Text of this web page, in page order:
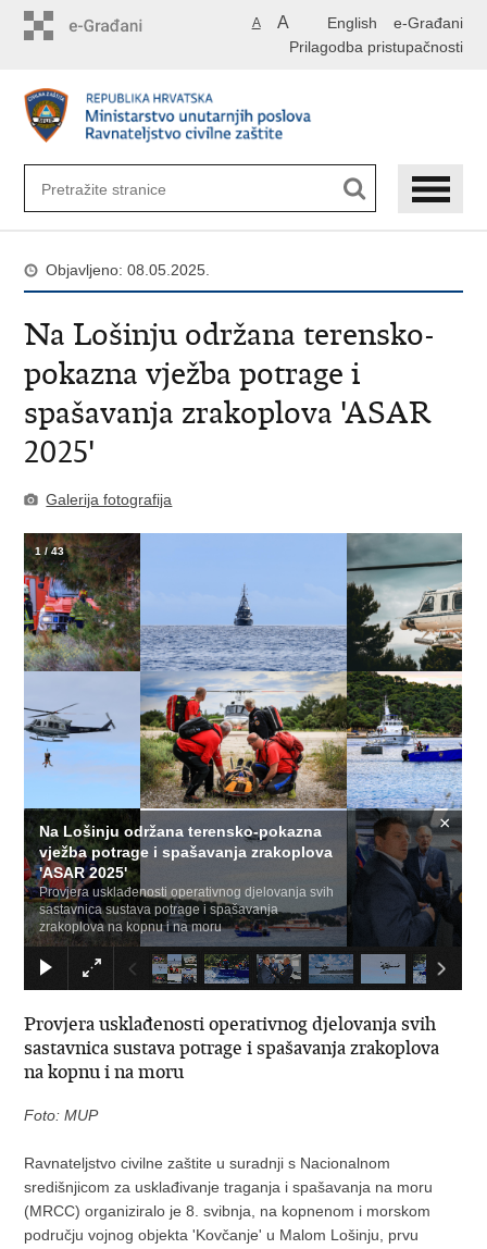
English e-Građani
A A
Prilagodba pristupačnosti
Objavljeno: 08.05.2025.
Na Lošinju održana terensko-
pokazna vježba potrage i
spašavanja zrakoplova 'ASAR
2025'
Galerija fotografija
Na Lošinju održana terensko-pokazna
vježba potrage i spašavanja zrakoplova
'ASAR 2025'
Provjera usklađenosti operativnog djelovanja svih
sastavnica sustava potrage i spašavanja
zrakoplova na kopnu i na moru
×
1 /43
Provjera usklađenosti operativnog djelovanja svih
sastavnica sustava potrage i spašavanja zrakoplova
na kopnu i na moru
Foto: MUP
Ravnateljstvo civilne zaštite u suradnji s Nacionalnom
središnjicom za usklađivanje traganja i spašavanja na moru
(MRCC) organiziralo je 8. svibnja, na kopnenom i morskom
području vojnog objekta 'Kovčanje' u Malom Lošinju, prvu